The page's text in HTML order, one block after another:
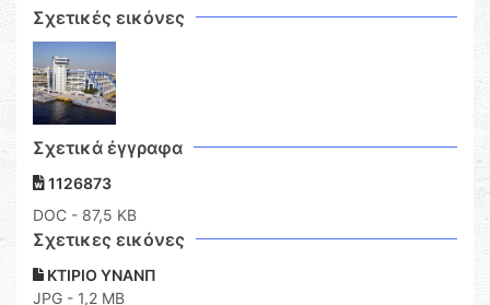
Σχετικές εικόνες
Σχετικά έγγραφα
1126873
DOC - 87,5 KB
Σχετικες εικόνες
ΚΤΙΡΙΟ ΥΝΑΝΠ
JPG - 1,2 MB